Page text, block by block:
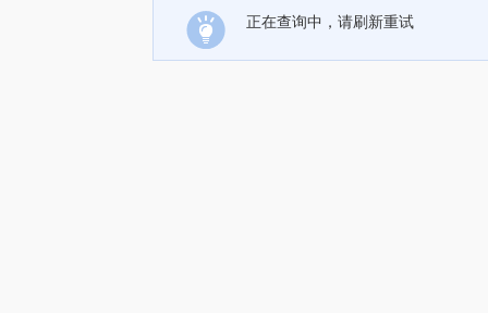
正在查询中，请刷新重试